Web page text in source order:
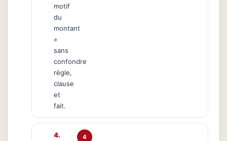
motif
du
montant
»
sans
confondre
règle,
clause
et
fait.
4